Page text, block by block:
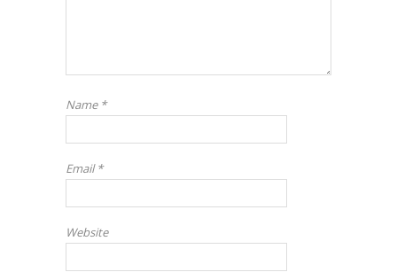
Name *
Email*
Website